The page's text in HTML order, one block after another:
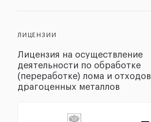
ЛИЦЕНЗИИ
Лицензия на осуществление
деятельности по обработке
(переработке) лома и отходов
драгоценных металлов